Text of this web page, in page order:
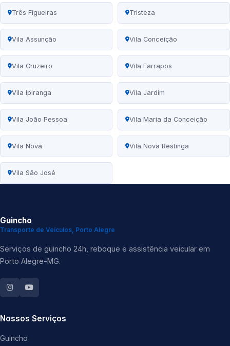
Três Figueiras Tristeza
Vila Assunção Vila Conceição
Vila Cruzeiro Vila Farrapos
Vila Ipiranga Vila Jardim
Vila João Pessoa Vila Maria da Conceição
Vila Nova Vila Nova Restinga
Vila São José
Guincho
Transporte de Veículos, Porto Alegre
Serviços de guincho 24h, reboque e assistência veicular em
Porto Alegre-MG.
Nossos Serviços
Guincho